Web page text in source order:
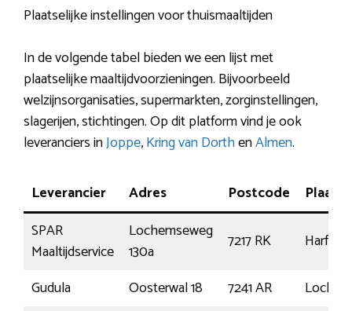
Plaatselijke instellingen voor thuismaaltijden
In de volgende tabel bieden we een lijst met
plaatselijke maaltijdvoorzieningen. Bijvoorbeeld
welzijnsorganisaties, supermarkten, zorginstellingen,
slagerijen, stichtingen. Op dit platform vind je ook
leveranciers inJoppe,Kring van DorthenAlmen.
Leverancier Adres Postcode
Plaats
SPAR
Maaltijdservice
Lochemseweg
130a
7217 RK
Harfsen
Gudula
Oosterwal 18 7241 AR
Lochem